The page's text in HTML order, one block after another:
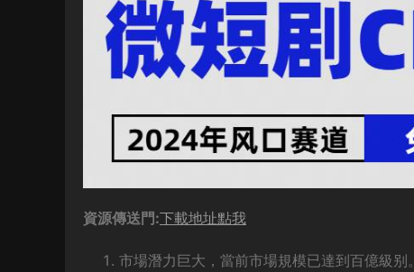
資源傳送門:下載地址點我
市場潛力巨大，當前市場規模已達到百億級别。